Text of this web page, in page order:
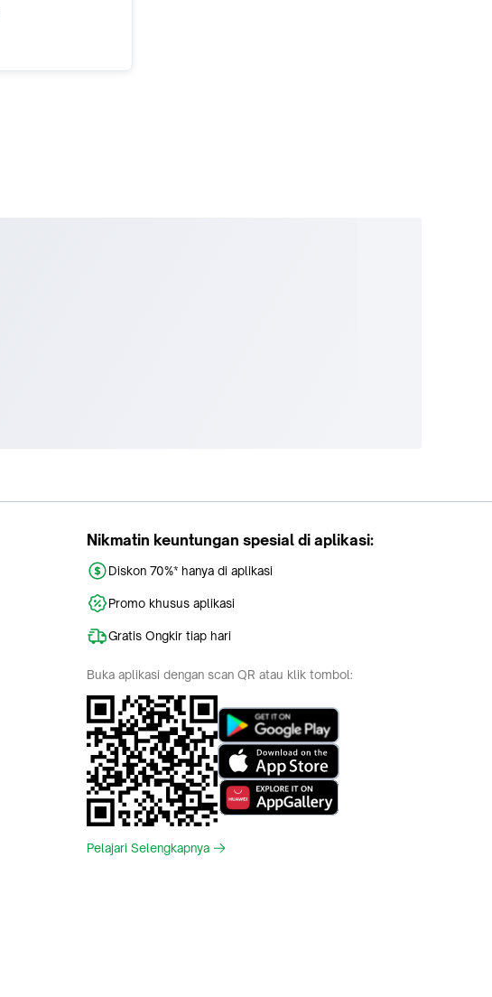
Nikmatin keuntungan spesial di aplikasi:
Diskon 70%* hanya di aplikasi
Promo khusus aplikasi
Gratis Ongkir tiap hari
Buka aplikasi dengan scan QR atau klik tombol:
Pelajari Selengkapnya